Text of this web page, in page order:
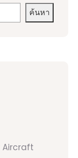
ค้นหา
Aircraft